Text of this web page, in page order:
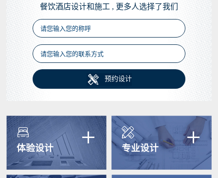
餐饮酒店设计和施工 , 更多人选择了我们
 预约设计

体验设计 + 
专业设计 +